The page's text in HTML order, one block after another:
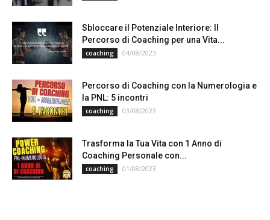
Sbloccare il Potenziale Interiore: Il
Percorso di Coaching per una Vita...
coaching 04/08/2023
Percorso di Coaching con la Numerologia e
la PNL: 5 incontri
coaching 03/08/2023
Trasforma la Tua Vita con 1 Anno di
Coaching Personale con...
coaching 01/08/2023